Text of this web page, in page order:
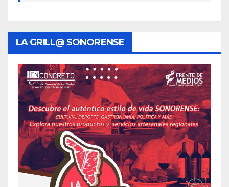
LA GRILL@ SONORENSE